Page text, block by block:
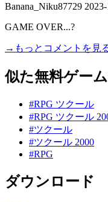
Banana_Niku87729
GAME OVER...?
→もっとコメントを見
似た無料ゲー
#RPG ツクール
#RPG ツクール
#ツクール
#ツクール 2000
#RPG
ダウンロード